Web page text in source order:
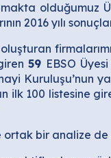
olduğumuz
2016 yılı
59 EBSO
Kuruluşu’nun
ilk 100 listesine
ortak bir analize